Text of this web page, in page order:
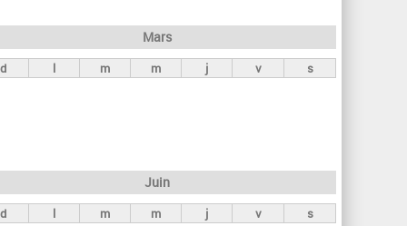
r
c
Mars
d l m m j v s
Juin
d l m m j v s